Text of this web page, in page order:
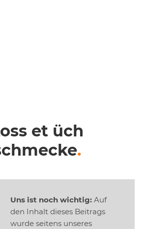
et üch
.
Uns ist noch wichtig: Auf
den Inhalt dieses Beitrags
wurde seitens unseres